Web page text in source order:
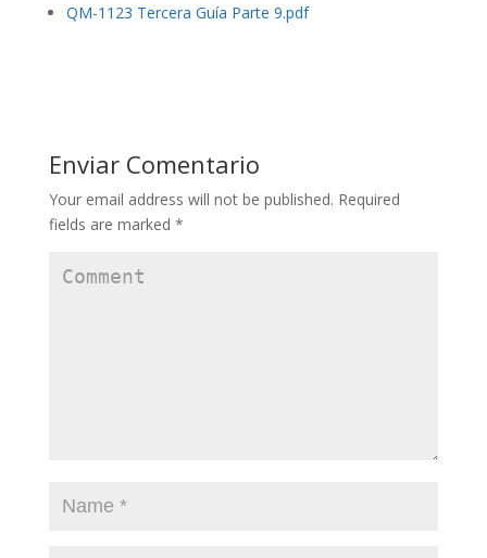
QM-1123 Tercera Guía Parte 9.pdf
Enviar Comentario
Your email address will not be published. Required
fields are marked *